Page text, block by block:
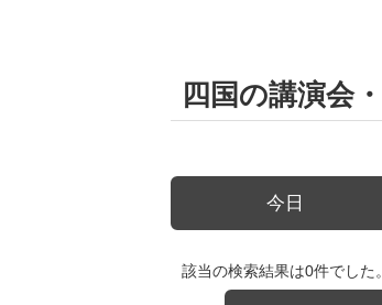
四国の講演会
今日
該当の検索結果は0件でした